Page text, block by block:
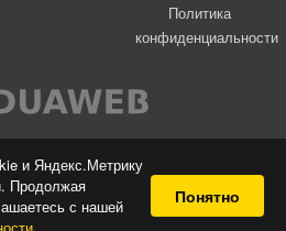
и Яндекс.Метрику
Продолжая
с нашей
Понятно
Политика
конфиденциальности
Вконтакте
2026 Я-пою
сайт самовыражения